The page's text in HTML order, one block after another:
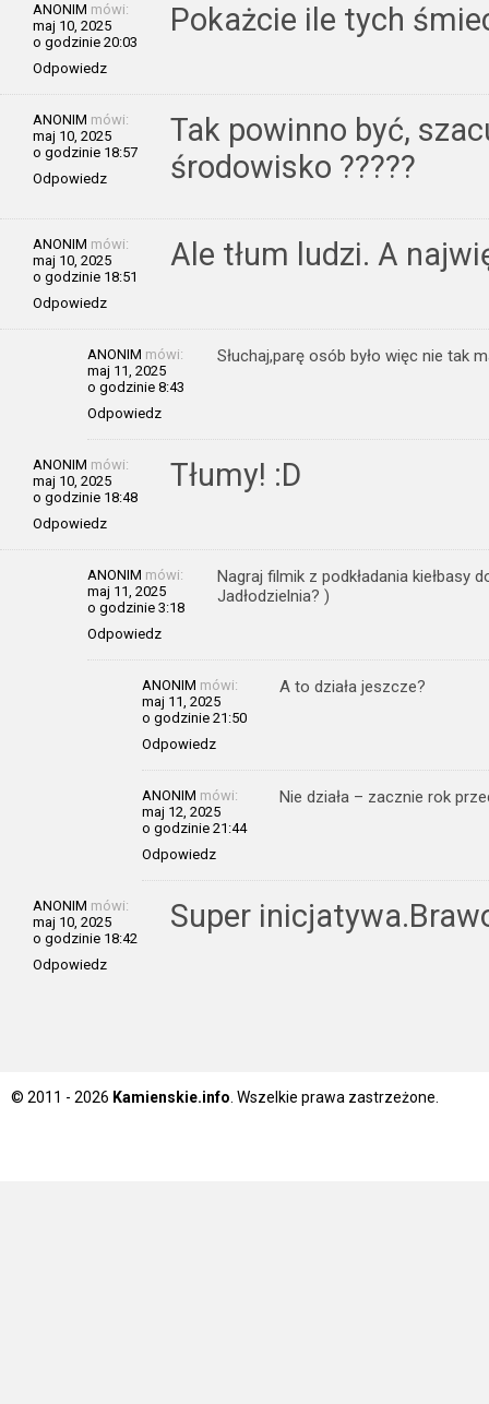
ANONIM mówi:
maj 10, 2025
o godzinie 20:03
Odpowiedz
Pokażcie ile tych
ANONIM mówi:
maj 10, 2025
o godzinie 18:57
Odpowiedz
Tak powinno być,
środowisko ?????
ANONIM mówi:
maj 10, 2025
o godzinie 18:51
Odpowiedz
Ale tłum ludzi. A
ANONIM mówi:
maj 11, 2025
o godzinie 8:43
Odpowiedz
Słuchaj,parę osób było więc nie tak
ANONIM mówi:
maj 10, 2025
o godzinie 18:48
Odpowiedz
Tłumy! :D
ANONIM mówi:
maj 11, 2025
o godzinie 3:18
Odpowiedz
Nagraj filmik z podkładania kiełbasy
Jadłodzielnia? )
ANONIM mówi:
maj 11, 2025
o godzinie 21:50
Odpowiedz
A to działa jeszcze?
ANONIM mówi:
maj 12, 2025
o godzinie 21:44
Odpowiedz
Nie działa – zacznie rok
ANONIM mówi:
maj 10, 2025
o godzinie 18:42
Odpowiedz
Super
© 2011 - 2026 Kamienskie.info. Wszelkie prawa zastrzeżone.